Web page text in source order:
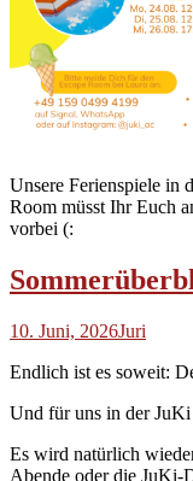
Unsere Ferienspiele in
Room müsst Ihr Euch
vorbei (:
10. Juni, 2026Juri
Endlich ist es soweit:
Und für uns in der
Es wird natürlich
Abende oder die JuKi-